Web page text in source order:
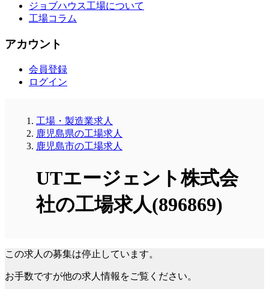
ジョブハウス工場について
工場コラム
アカウント
会員登録
ログイン
工場・製造業求人
鹿児島県の工場求人
鹿児島市の工場求人
UTエージェント株式会
社の工場求人(896869)
この求人の募集は停止しています。
お手数ですが他の求人情報をご覧ください。